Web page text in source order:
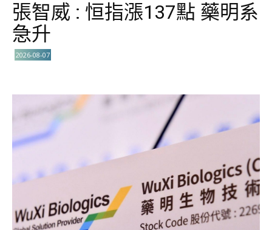
張智威 : 恒指漲137點 藥明系
急升
2026-08-07